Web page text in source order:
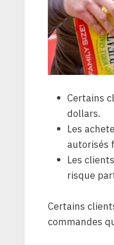
Certains
dollars.
Les
autorisés
Les
risque
Certains
commandes